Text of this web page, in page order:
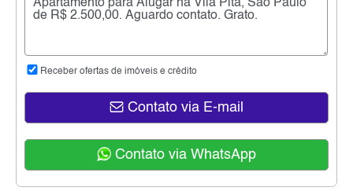
Receber ofertas de imóveis e crédito
Contato via E-mail
Contato via WhatsApp